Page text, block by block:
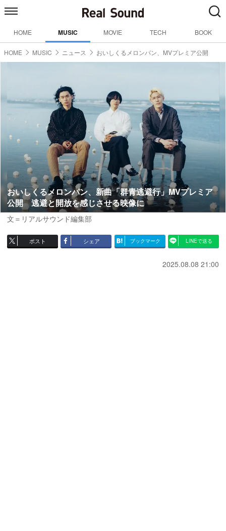
HOME MUSIC MOVIE TECH BOOK
HOME MUSIC ニュース おいしくるメロンパン、MVプレミア公開
おいしくるメロンパン、新曲「群青逃避行」MVプレミア
公開 逃避と開放を感じさせる映像に
文＝リアルサウンド編集部
ポスト シェア ブックマーク LINEで送る
2025.08.08 21:00